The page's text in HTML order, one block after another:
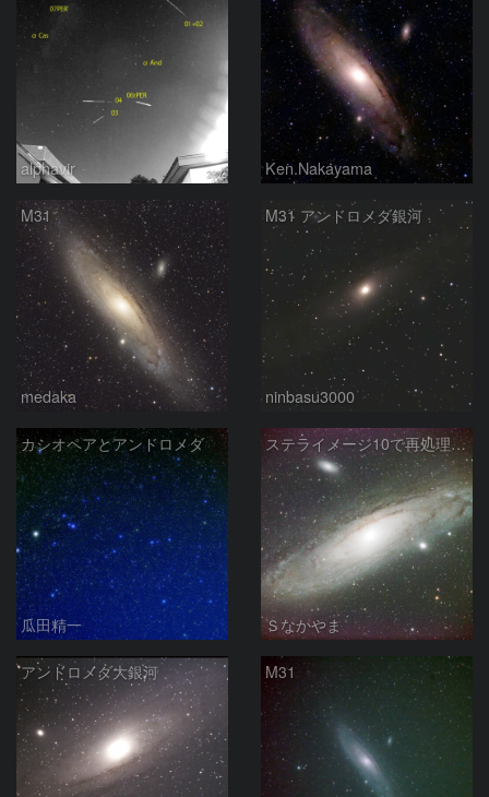
alphavir Ken.Nakayama
M31
medaka
M31 アンドロメダ銀河
ninbasu3000
カシオペアとアンドロメダ
瓜田精一
ステライメージ10で再処理したM31
Ｓなかやま
アンドロメダ大銀河 M31